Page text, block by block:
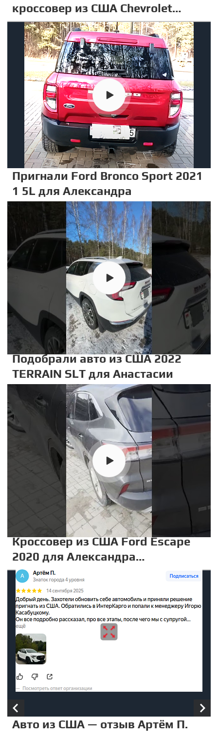
кроссовер из США Chevrolet
Equinox LT для Алексея
Пригнали Ford Bronco Sport 2021
1 5L для Александра
Подобрали авто из США 2022
TERRAIN SLT для Анастасии
Кроссовер из США Ford Escape
2020 для Александра
Феликсовича
Авто из США — отзыв Артём П.